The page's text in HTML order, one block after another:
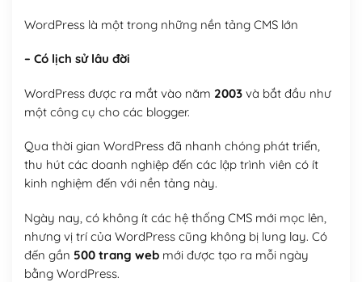
WordPress là một trong những nền tảng CMS lớn
– Có lịch sử lâu đời
WordPress được ra mắt vào năm 2003và bắt đầu như
một công cụ cho các blogger.
Qua thời gian WordPress đã nhanh chóng phát triển,
thu hút các doanh nghiệp đến các lập trình viên có ít
kinh nghiệm đến với nền tảng này.
Ngày nay, có không ít các hệ thống CMS mới mọc lên,
nhưng vị trí của WordPress cũng không bị lung lay. Có
đến gần 500 trang webmới được tạo ra mỗi ngày
bằng WordPress.